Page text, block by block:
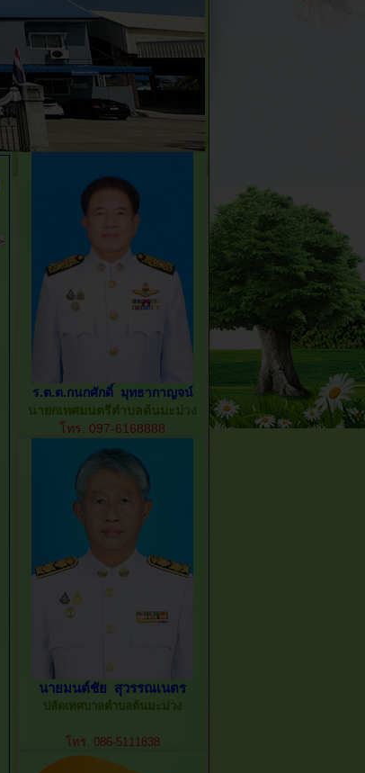
ร.ต.ต.กนกศักดิ์ มุทธากาญจน์
นายกเทศมนตรีตำบลต้นมะม่วง
โทร. 097-6168888
นายมนต์ชัย สุวรรณเนตร
ปลัดเทศบาลตำบลต้นมะม่วง
โทร. 086-5111838